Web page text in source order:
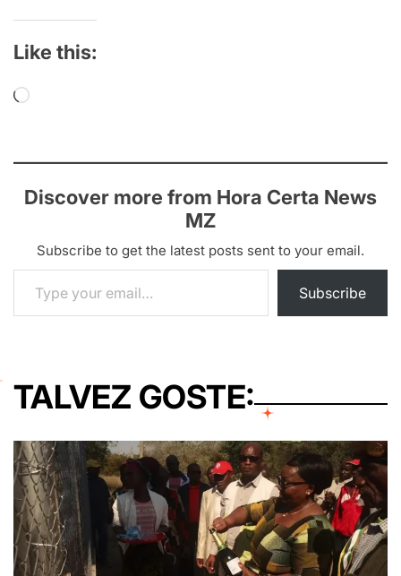
Like this:
Loading…
Discover more from Hora Certa News
MZ
Subscribe to get the latest posts sent to your email.
Type your email…
Subscribe
TALVEZ GOSTE: